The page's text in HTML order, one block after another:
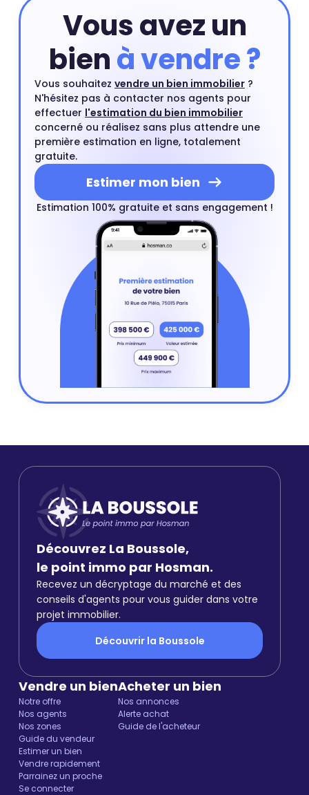
Vous avez un
bienà vendre ?
Vous souhaitez vendre un bien immobilier ?
N'hésitez pas à contacter nos agents pour
effectuer l'estimation du bien immobilier
concerné ou réalisez sans plus attendre une
première estimation en ligne, totalement
gratuite.
Estimer mon bien
Estimation 100% gratuite et sans engagement !
Découvrez La Boussole,
le point immo par Hosman.
Recevez un décryptage du marché et des
conseils d'agents pour vous guider dans votre
projet immobilier.
Découvrir la Boussole
Vendre un bien
Notre offre
Nos agents
Nos zones
Guide du vendeur
Estimer un bien
Vendre rapidement
Parrainez un proche
Se connecter
Acheter un bien
Nos annonces
Alerte achat
Guide de l'acheteur